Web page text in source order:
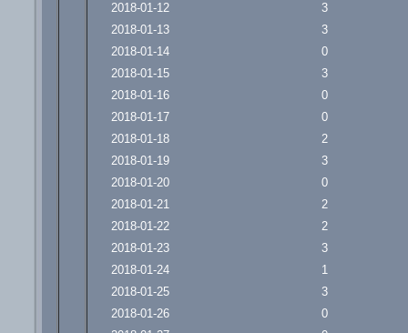
2018-01-12
3
2018-01-13
3
2018-01-14
0
2018-01-15
3
2018-01-16
0
2018-01-17
0
2018-01-18
2
2018-01-19
3
2018-01-20
0
2018-01-21
2
2018-01-22
2
2018-01-23
3
2018-01-24
1
2018-01-25
3
2018-01-26
0